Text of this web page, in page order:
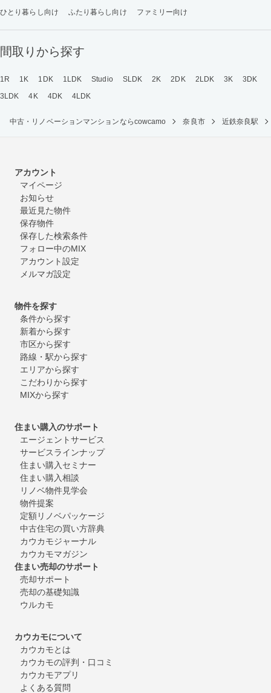
ひとり暮らし向け
ふたり暮らし向け ファミリー向け
間取りから探す
1R 1K 1DK 1LDK Studio SLDK 2K 2DK 2LDK 3K
3DK
3LDK
4K 4DK 4LDK
中古・リノベーションマンションならcowcamo 奈良市 近鉄奈良駅
アカウント
マイページ
お知らせ
最近見た物件
保存物件
保存した検索条件
フォロー中のMIX
アカウント設定
メルマガ設定
物件を探す
条件から探す
新着から探す
市区から探す
路線・駅から探す
エリアから探す
こだわりから探す
MIXから探す
住まい購入のサポート
エージェントサービス
サービスラインナップ
住まい購入セミナー
住まい購入相談
リノベ物件見学会
物件提案
定額リノベパッケージ
中古住宅の買い方辞典
カウカモジャーナル
カウカモマガジン
住まい売却のサポート
売却サポート
売却の基礎知識
ウルカモ
カウカモについて
カウカモとは
カウカモの評判・口コミ
カウカモアプリ
よくある質問